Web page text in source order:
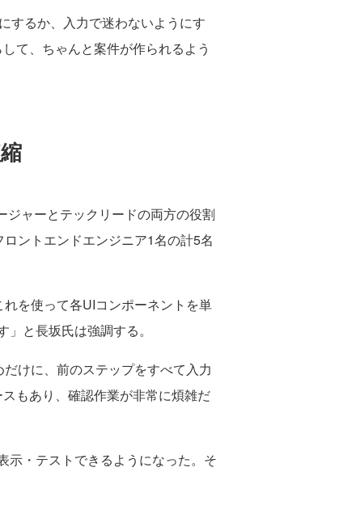
するか、入力で迷わないようにす
て、ちゃんと案件が作られるよう
ャーとテックリードの両方の役割
ントエンドエンジニア1名の計5名
を使って各UIコンポーネントを単
と長坂氏は強調する。
けに、前のステップをすべて入力
もあり、確認作業が非常に煩雑だ
示・テストできるようになった。そ